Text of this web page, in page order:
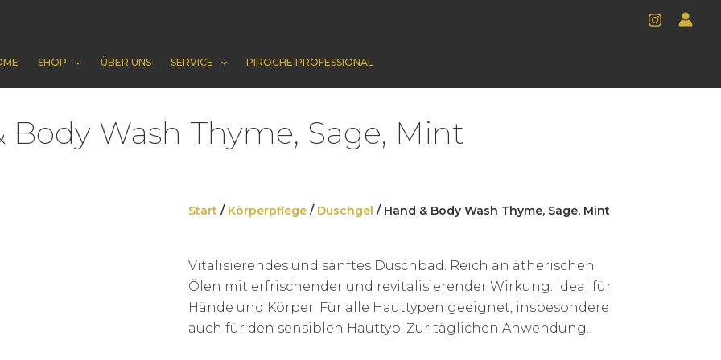
SHOP ÜBER UNS SERVICE PIROCHE PROFESSIONAL
Body Wash Thyme, Sage, Mint
Start / Körperpflege / Duschgel / Hand & Body Wash Thyme, Sage, Mint
Vitalisierendes und sanftes Duschbad. Reich an ätherischen
Ölen mit erfrischender und revitalisierender Wirkung. Ideal für
Hände und Körper. Für alle Hauttypen geeignet, insbesondere
auch für den sensiblen Hauttyp. Zur täglichen Anwendung.